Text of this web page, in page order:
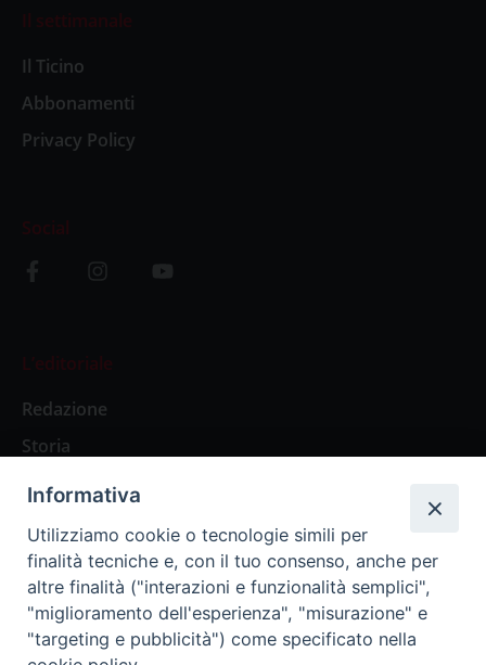
Il settimanale
Il Ticino
Abbonamenti
Privacy Policy
Social
L’editoriale
Redazione
Storia
Abbonamenti
Abbonamento Annuale Digitale
Abbonamento Annuale Cartaceo
Abbonamento Singola Copia Digitale
Informativa
Utilizziamo cookie o tecnologie simili per
finalità tecniche e, con il tuo consenso, anche per
altre finalità ("interazioni e funzionalità semplici",
"miglioramento dell'esperienza", "misurazione" e
"targeting e pubblicità") come specificato nella